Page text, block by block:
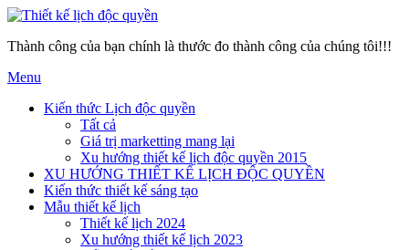
Thành công của bạn chính là thước đo thành công của chúng tôi!!!
Menu
Kiến thức Lịch độc quyền
Tất cả
Giá trị marketting mang lại
Xu hướng thiết kế lịch độc quyền 2015
XU HƯỚNG THIẾT KẾ LỊCH ĐỘC QUYỀN
Kiến thức thiết kế sáng tạo
Mẫu thiết kế lịch
Thiết kế lịch 2024
Xu hướng thiết kế lịch 2023